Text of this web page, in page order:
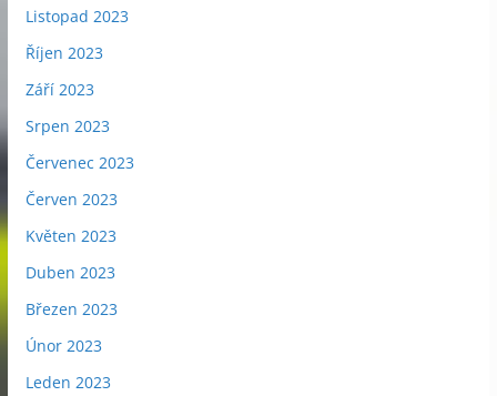
Listopad 2023
Říjen 2023
Září 2023
Srpen 2023
Červenec 2023
Červen 2023
Květen 2023
Duben 2023
Březen 2023
Únor 2023
Leden 2023